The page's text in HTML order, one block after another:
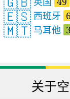
🇪🇸 西班牙
🇲🇹 马耳他
关于